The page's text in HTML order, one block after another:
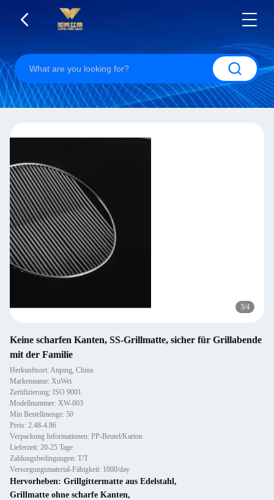
4/4
Keine scharfen Kanten, SS-Grillmatte, sicher für Grillabende
mit der Familie
Herkunftsort: Anping, China
Markenname: XuWei
Zertifizierung: ISO 9001
Modellnummer: XW-003
Min Bestellmenge: 50
Preis: 2.48-4.86
Verpackung Informationen: PP-Beutel/Karton
Lieferzeit: 20-25 Tage
Zahlungsbedingungen: T/T
Versorgungsmaterial-Fähigkeit: 1000/day
Hervorheben: Grillgittermatte aus Edelstahl,
Grillmatte ohne scharfe Kanten,